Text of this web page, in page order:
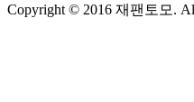
Copyright © 2016 재팬토모.